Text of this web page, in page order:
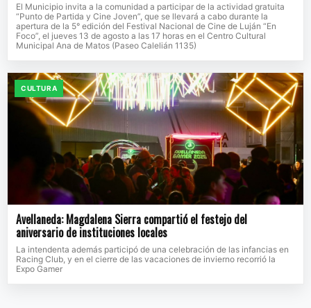
El Municipio invita a la comunidad a participar de la actividad gratuita
“Punto de Partida y Cine Joven”, que se llevará a cabo durante la
apertura de la 5° edición del Festival Nacional de Cine de Luján “En
Foco”, el jueves 13 de agosto a las 17 horas en el Centro Cultural
Municipal Ana de Matos (Paseo Calelián 1135)
CULTURA
Avellaneda: Magdalena Sierra compartió el festejo del
aniversario de instituciones locales
La intendenta además participó de una celebración de las infancias en
Racing Club, y en el cierre de las vacaciones de invierno recorrió la
Expo Gamer